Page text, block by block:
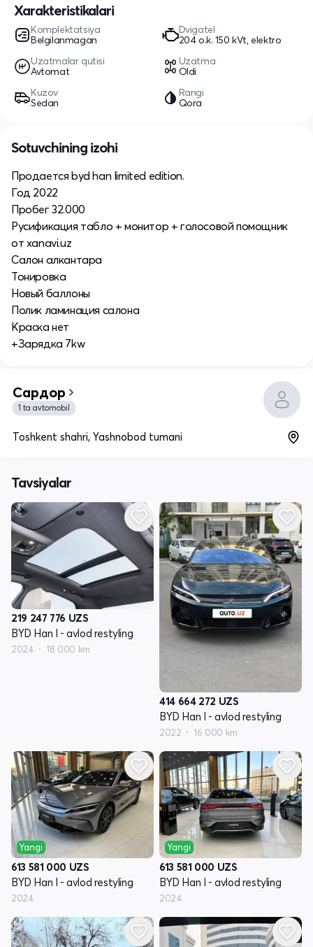
Xarakteristikalari
Komplektatsiya
Belgilanmagan
Dvigatel
204 o.k. 150 kVt, elektro
Uzatmalar qutisi
Avtomat
Uzatma
Oldi
Kuzov
Sedan
Rangi
Qora
Sotuvchining izohi
Продается byd han limited edition.
Год 2022
Пробег 32.000
Русификация табло + монитор + голосовой помощник
от xanavi.uz
Салон алкантара
Тонировка
Новый баллоны
Полик ламинация салона
Краска нет
+Зарядка 7kw
Сардор
1 ta avtomobil
Toshkent shahri, Yashnobod tumani
Tavsiyalar
219 247 776 UZS
BYD Han I - avlod restyling
2024 18 000 km
414 664 272 UZS
BYD Han I - avlod restyling
2022 16 000 km
Yangi
613 581 000 UZS
BYD Han I - avlod restyling
2024
Yangi
613 581 000 UZS
BYD Han I - avlod restyling
2024